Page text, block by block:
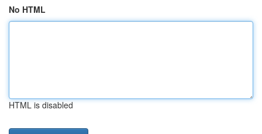
No HTML
HTML is disabled